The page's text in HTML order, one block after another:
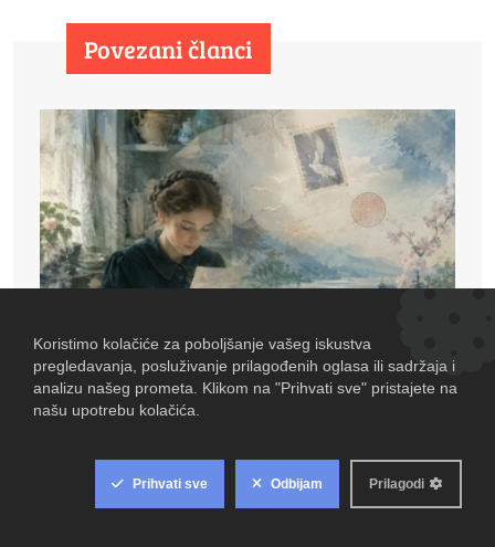
Povezani članci
PROZA NEDJELJOM: Pismo, poslano iz Japana
KULTURA - kolovoza 2, 2026